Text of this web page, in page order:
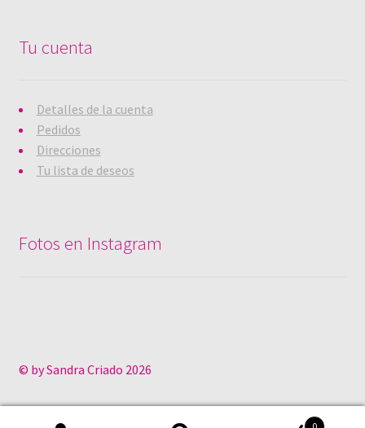
Tu cuenta
Detalles de la cuenta
Pedidos
Direcciones
Tu lista de deseos
Fotos en Instagram
© by Sandra Criado 2026